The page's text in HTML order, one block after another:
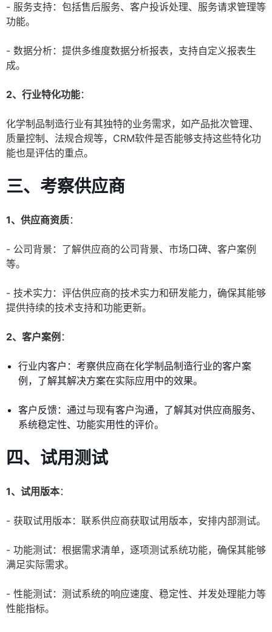
- 服务支持：包括售后服务、客户投诉处理、服务请求管理等
功能。
- 数据分析：提供多维度数据分析报表，支持自定义报表生
成。
2、行业特化功能：
化学制品制造行业有其独特的业务需求，如产品批次管理、
质量控制、法规合规等，CRM软件是否能够支持这些特化功
能也是评估的重点。
三、考察供应商
1、供应商资质：
- 公司背景：了解供应商的公司背景、市场口碑、客户案例
等。
- 技术实力：评估供应商的技术实力和研发能力，确保其能够
提供持续的技术支持和功能更新。
2、客户案例 ：
行业内客户：考察供应商在化学制品制造行业的客户案
例，了解其解决方案在实际应用中的效果。
客户反馈：通过与现有客户沟通，了解其对供应商服务、
系统稳定性、功能实用性的评价。
四、试用测试
1、试用版本：
- 获取试用版本：联系供应商获取试用版本，安排内部测试。
- 功能测试：根据需求清单，逐项测试系统功能，确保其能够
满足实际需求。
- 性能测试：测试系统的响应速度、稳定性、并发处理能力等
性能指标。